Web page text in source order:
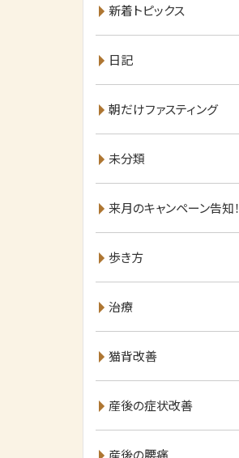
新着トピックス
日記
朝だけファスティング
未分類
来月のキャンペーン告知！
歩き方
治療
猫背改善
産後の症状改善
産後の腰痛